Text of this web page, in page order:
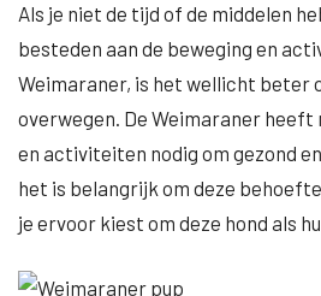
Als je niet de tijd of de middelen
besteden aan de beweging en
Weimaraner, is het wellicht beter
overwegen. De Weimaraner heeft
en activiteiten nodig om gezond
het is belangrijk om deze
je ervoor kiest om deze hond als